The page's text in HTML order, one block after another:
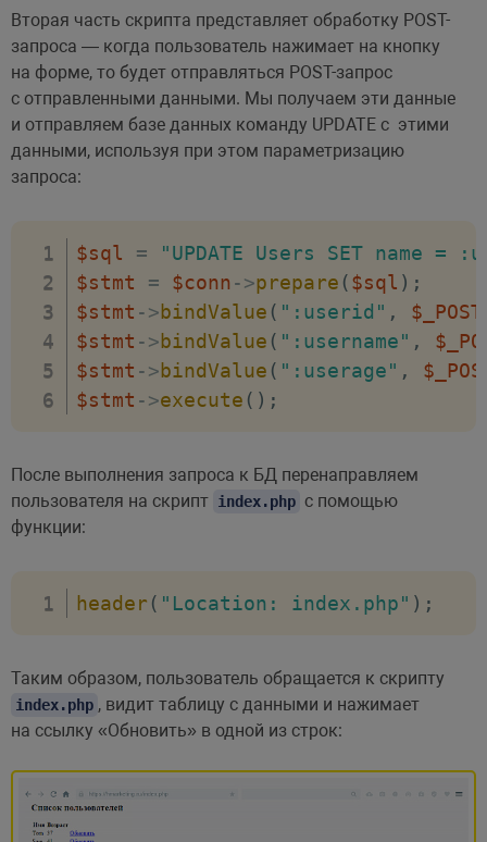
$sql
= "UPDATE Users SET name =
$stmt = $conn->prepare($sql);
$stmt->bindValue(":userid",
$stmt-> bindValue(":username",
$stmt->bindValue(":userage" ,
$stmt->execute();
header
else
echo
"Некорректные данные";
}
?>
</body>
</html>
Вторая часть скрипта представляет обработку POST-
запроса — когда пользователь нажимает на кнопку
на форме, то будет отправляться POST-запрос
с отправленными данными. Мы получаем эти данные
и отправляем базе данных команду UPDATE с этими
данными, используя при этом параметризацию
запроса:
$sql =
"UPDATE Users SET name
$stmt
= $conn->prepare ($sql ) ;
$stmt ->bindValue ( ":userid" , $_POST
$stmt ->bindValue ( ":username" ,
$stmt ->bindValue ( ":userage" ,
$stmt ->execute ( ) ;
После выполнения запроса к БД перенаправляем
пользователя на скрипт index.php с помощью
функции:
header ( "Location: index.php" ) ;
Таким образом, пользователь обращается к скрипту
index.php , видит таблицу с данными и нажимает
на ссылку «Обновить» в одной из строк: